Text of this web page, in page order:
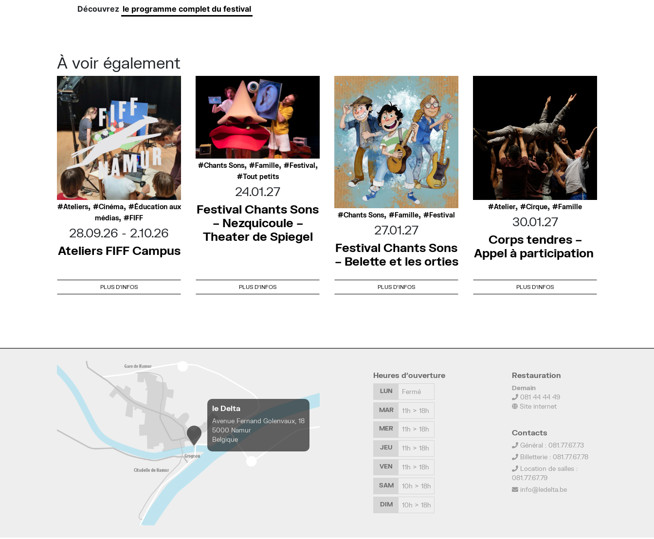
Découvrez le programme complet du festival
À voir également
Ateliers, Cinéma,
Éducation aux
médias, FIFF
28.09.26
2.10.26
Ateliers FIFF Campus
PLUS D'INFOS
Chants Sons, Famille, Festival ,
Tout petits
24.01.27
Festival Chants Sons
– Nezquicoule –
Theater de Spiegel
PLUS D'INFOS
Chants Sons, Famille, Festival
27.01.27
Festival Chants Sons
– Belette et les orties
PLUS D'INFOS
Atelier, Cirque, Famille
30.01.27
Corps tendres –
Appel à participation
PLUS D'INFOS
le Delta
Avenue Fernand Golenvaux, 18
5000 Namur
Belgique
Heures d’ouverture
LUN Fermé
MAR 11h > 18h
MER 11h > 18h
JEU 11h > 18h
VEN 11h > 18h
SAM 10h > 18h
DIM 10h > 18h
Restauration
Demain
081 44 44 49
Site internet
Contacts
Général : 081.77.67.73
Billetterie : 081.77.67.78
Location de salles :
081.77.67.79
info@ledelta.be